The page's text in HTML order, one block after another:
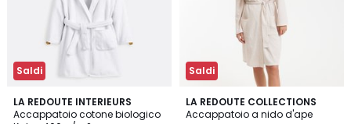
Saldi
LA REDOUTE INTERIEURS
Accappatoio cotone biologico
5
/
Saldi
LA REDOUTE COLLECTIONS
Accappatoio a nido d'ape
5
/